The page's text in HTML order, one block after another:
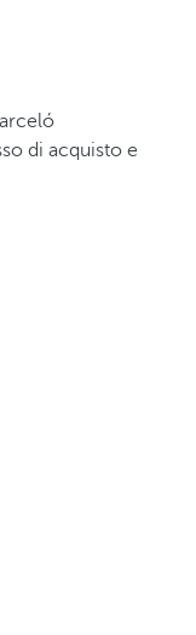
di acquisto e